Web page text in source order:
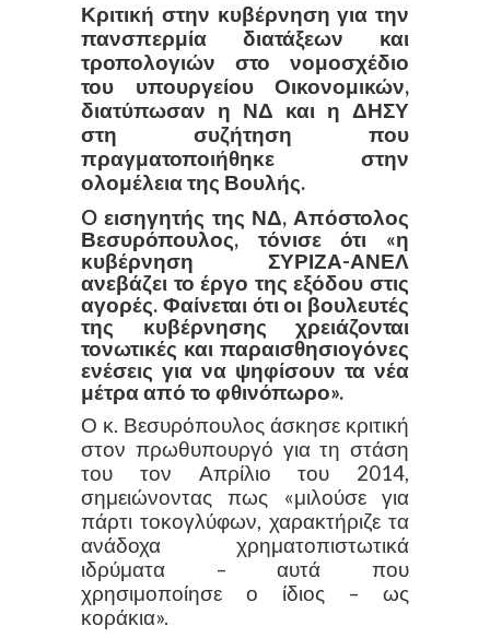
Κριτική στην κυβέρνηση για την
πανσπερμία διατάξεων και
τροπολογιών στο νομοσχέδιο
του υπουργείου Οικονομικών,
διατύπωσαν η ΝΔ και η ΔΗΣΥ
στη συζήτηση που
πραγματοποιήθηκε στην
ολομέλεια της Βουλής.
O εισηγητής της ΝΔ, Απόστολος
Βεσυρόπουλος, τόνισε ότι «η
κυβέρνηση ΣΥΡΙΖΑ-ΑΝΕΛ
ανεβάζει το έργο της εξόδου στις
αγορές. Φαίνεται ότι οι βουλευτές
της κυβέρνησης χρειάζονται
τονωτικές και παραισθησιογόνες
ενέσεις για να ψηφίσουν τα νέα
μέτρα από το φθινόπωρο».
Ο κ. Βεσυρόπουλος άσκησε κριτική
στον πρωθυπουργό για τη στάση
του τον Απρίλιο του 2014,
σημειώνοντας πως «μιλούσε για
πάρτι τοκογλύφων, χαρακτήριζε τα
ανάδοχα χρηματοπιστωτικά
ιδρύματα – αυτά που
χρησιμοποίησε ο ίδιος – ως
κοράκια».